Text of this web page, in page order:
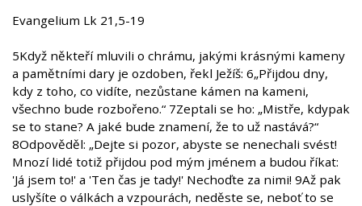
Evangelium Lk 21,5-19
5Když někteří mluvili o chrámu, jakými krásnými kameny
a pamětními dary je ozdoben, řekl Ježíš: 6„Přijdou dny,
kdy z toho, co vidíte, nezůstane kámen na kameni,
všechno bude rozbořeno.“ 7Zeptali se ho: „Mistře, kdypak
se to stane? A jaké bude znamení, že to už nastává?“
8Odpověděl: „Dejte si pozor, abyste se nenechali svést!
Mnozí lidé totiž přijdou pod mým jménem a budou říkat:
'Já jsem to!' a 'Ten čas je tady!' Nechoďte za nimi! 9Až pak
uslyšíte o válkách a vzpourách, neděste se, neboť to se